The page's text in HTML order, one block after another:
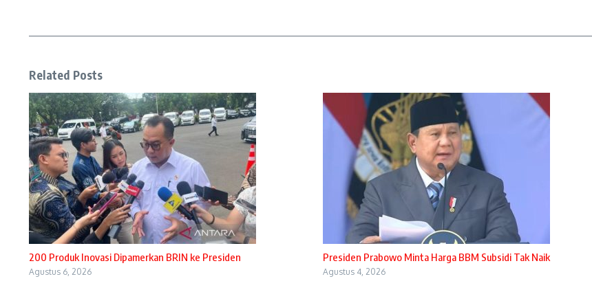
Related Posts
200 Produk Inovasi Dipamerkan BRIN ke Presiden
Agustus 6, 2026
Presiden Prabowo Minta Harga BBM Subsidi Tak Naik
Agustus 4, 2026